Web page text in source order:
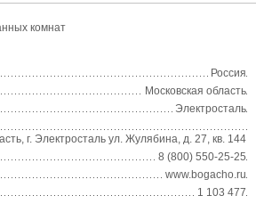
комнат
Россия
Московская область
Электросталь
г. Электросталь ул. Жулябина, д. 27, кв. 144
8 (800) 550-25-25
www.bogacho.ru
1 103 477